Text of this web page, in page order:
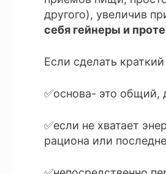
другого), увеличив
себя гейнеры и
Если сделать
✅основа- это общий,
✅если не хватает
рациона или